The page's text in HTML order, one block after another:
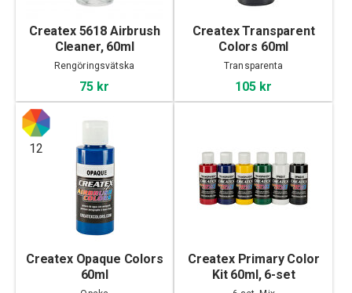
Createx 5618 Airbrush
Cleaner, 60ml
Rengöringsvätska
75 kr
Createx Transparent
Colors 60ml
Transparenta
105 kr
12
Createx Opaque Colors
60ml
Createx Primary Color
Kit 60ml, 6-set